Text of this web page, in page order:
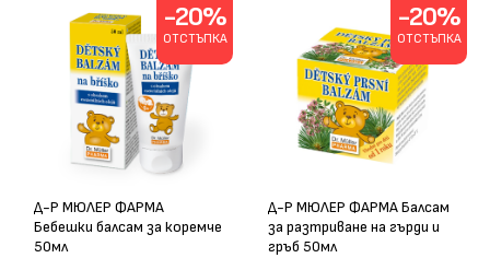
-20%
ОТСТЪПКА
Д-Р МЮЛЕР ФАРМА
Бебешки балсам за коремче
50мл
-20%
ОТСТЪПКА
Д-Р МЮЛЕР ФАРМА Балсам
за разтриване на гърди и
гръб 50мл